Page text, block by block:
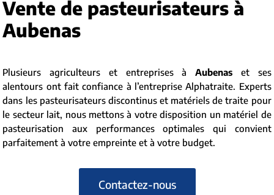
Vente de pasteurisateurs à
Aubenas
Plusieurs agriculteurs et entreprises àAubenas et ses
alentours ont fait confiance à l’entreprise Alphatraite. Experts
dans les pasteurisateurs discontinus et matériels de traite pour
le secteur lait, nous mettons à votre disposition un matériel de
pasteurisation aux performances optimales qui convient
parfaitement à votre empreinte et à votre budget.
Contactez-nous